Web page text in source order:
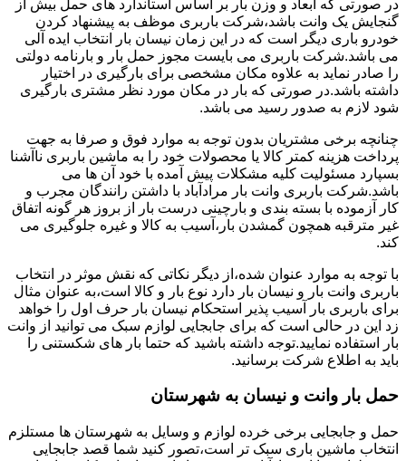
در صورتی که ابعاد و وزن بار بر اساس استاندارد های حمل بیش از
گنجایش یک وانت باشد،شرکت باربری موظف به پیشنهاد کردن
خودرو باری دیگر است که در این زمان نیسان بار انتخاب ایده آلی
می باشد.شرکت باربری می بایست مجوز حمل بار و بارنامه دولتی
را صادر نماید به علاوه مکان مشخصی برای بارگیری در اختیار
داشته باشد.در صورتی که بار در مکان مورد نظر مشتری بارگیری
شود لازم به صدور رسید می باشد.
چنانچه برخی مشتریان بدون توجه به موارد فوق و صرفا به جهت
پرداخت هزینه کمتر کالا یا محصولات خود را به ماشین باربری ناآشنا
بسپارد مسئولیت کلیه مشکلات پیش آمده با خود آن ها می
باشد.شرکت باربری وانت بار مرادآباد با داشتن رانندگان مجرب و
کار آزموده با بسته بندی و بارچینی درست بار از بروز هر گونه اتفاق
غیر مترقبه همچون گمشدن بار،آسیب به کالا و غیره جلوگیری می
کند.
با توجه به موارد عنوان شده،از دیگر نکاتی که نقش موثر در انتخاب
باربری وانت بار و نیسان بار دارد نوع بار و کالا است،به عنوان مثال
برای باربری بار آسیب پذیر استحکام نیسان بار حرف اول را خواهد
زد این در حالی است که برای جابجایی لوازم سبک می توانید از وانت
بار استفاده نمایید.توجه داشته باشید که حتما بار های شکستنی را
باید به اطلاع شرکت برسانید.
حمل بار وانت و نیسان به شهرستان
حمل و جابجایی برخی خرده لوازم و وسایل به شهرستان ها مستلزم
انتخاب ماشین باری سبک تر است،تصور کنید شما قصد جابجایی